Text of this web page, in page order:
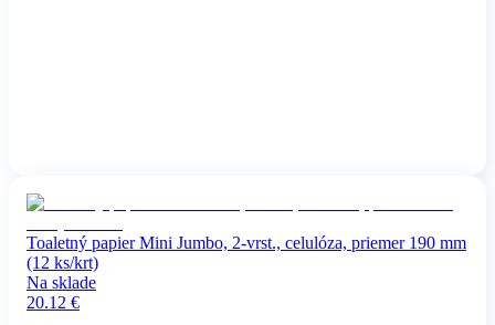
Toaletný papier Mini Jumbo, 2-vrst., celulóza, priemer 190 mm
(12 ks/krt)
Na sklade
20.12 €